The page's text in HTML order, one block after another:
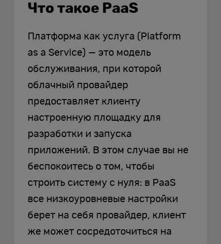
Что такое PaaS
Платформа как услуга (Platform
as a Service) — это модель
обслуживания, при которой
облачный провайдер
предоставляет клиенту
настроенную площадку для
разработки и запуска
приложений. В этом случае вы не
беспокоитесь о том, чтобы
строить систему с нуля: в PaaS
все низкоуровневые настройки
берет на себя провайдер, клиент
же может сосредоточиться на